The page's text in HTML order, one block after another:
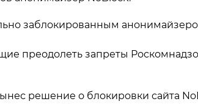
заблокированным
преодолеть запреты
решение о блокировки сайта